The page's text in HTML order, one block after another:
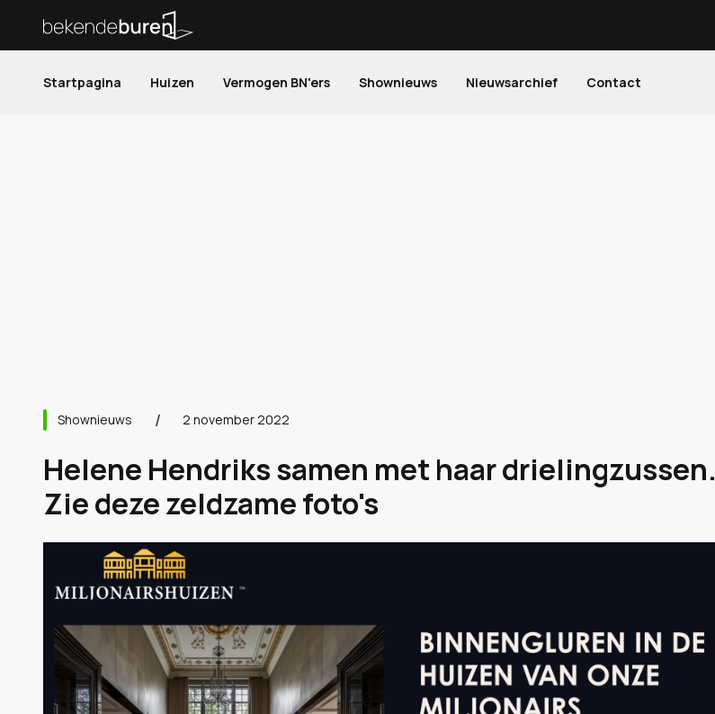
Startpagina Huizen Vermogen BN'ers Shownieuws Nieuwsarchief Contact
Shownieuws 2 november 2022
Helene Hendriks samen met haar drielingzussen.
Zie deze zeldzame foto's